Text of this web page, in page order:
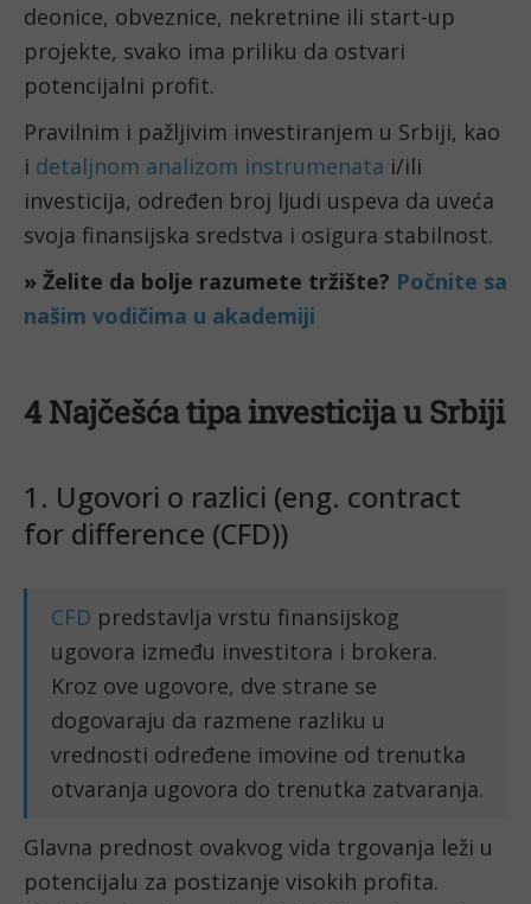
deonice, obveznice, nekretnine ili start-up
projekte, svako ima priliku da ostvari
potencijalni profit.
Pravilnim i pažljivim investiranjem u Srbiji, kao
i detaljnom analizom instrumenata i/ili
investicija, određen broj ljudi uspeva da uveća
svoja finansijska sredstva i osigura stabilnost.
» Želite da bolje razumete tržište? Počnite sa
našim vodičima u akademiji
4 Najčešća tipa investicija u Srbiji
1. Ugovori o razlici (eng. contract
for difference (CFD))
CFD predstavlja vrstu finansijskog
ugovora između investitora i brokera.
Kroz ove ugovore, dve strane se
dogovaraju da razmene razliku u
vrednosti određene imovine od trenutka
otvaranja ugovora do trenutka zatvaranja.
Glavna prednost ovakvog vida trgovanja leži u
potencijalu za postizanje visokih profita.